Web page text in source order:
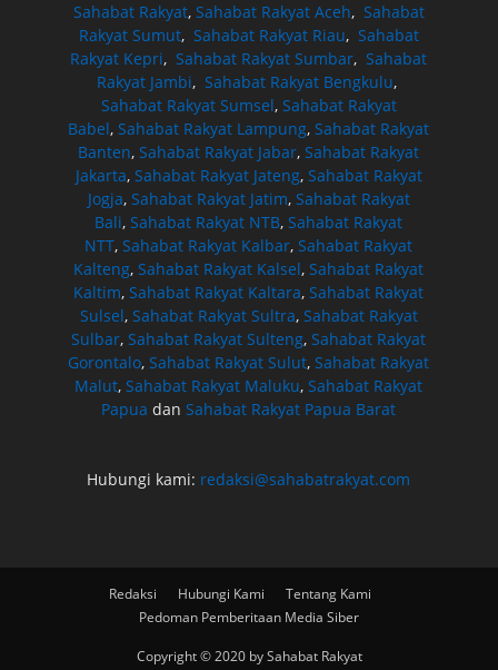
Sahabat Rakyat, Sahabat Rakyat Aceh, Sahabat
Rakyat Sumut, Sahabat Rakyat Riau, Sahabat
Rakyat Kepri,Sahabat Rakyat Sumbar,Sahabat
Rakyat Jambi, Sahabat Rakyat Bengkulu,
Sahabat Rakyat Sumsel, Sahabat Rakyat
Babel,Sahabat Rakyat Lampung,Sahabat Rakyat
Banten,Sahabat Rakyat Jabar,Sahabat Rakyat
Jakarta, Sahabat Rakyat Jateng, Sahabat Rakyat
Jogja, Sahabat Rakyat Jatim, Sahabat Rakyat
Bali,Sahabat Rakyat NTB,Sahabat Rakyat
NTT,Sahabat Rakyat Kalbar,Sahabat Rakyat
Kalteng,Sahabat Rakyat Kalsel,Sahabat Rakyat
Kaltim,Sahabat Rakyat Kaltara,Sahabat Rakyat
Sulsel, Sahabat Rakyat Sultra, Sahabat Rakyat
Sulbar,Sahabat Rakyat Sulteng,Sahabat Rakyat
Gorontalo,Sahabat Rakyat Sulut,Sahabat Rakyat
Malut,Sahabat Rakyat Maluku,Sahabat Rakyat
Papua danSahabat Rakyat Papua Barat
Hubungi kami: redaksi@sahabatrakyat.com
Redaksi Hubungi Kami
Tentang Kami
Pedoman Pemberitaan Media Siber
Copyright © 2020 by Sahabat Rakyat